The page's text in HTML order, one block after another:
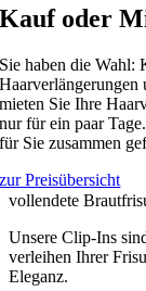
Kauf oder
Sie haben die Wahl:
Haarverlängerungen
mieten Sie Ihre
nur für ein paar
für Sie zusammen
zur Preisübersicht
vollendete
Unsere Clip-Ins
verleihen Ihrer
Eleganz.